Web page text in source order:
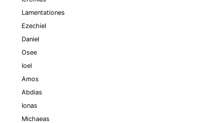
Lamentationes
Ezechiel
Daniel
Osee
Ioel
Amos
Abdias
Ionas
Michaeas